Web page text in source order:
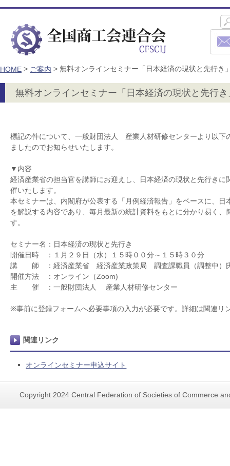
HOME > ご案内 > 無料オンラインセミナー「日本経済の現状と先行き
無料オンラインセミナー「日本経済の現状と先行
標記の件について、一般財団法人 産業人材研修センターより以下
ましたのでお知らせいたします。
▼内容
経済産業省の担当官を講師にお迎えし、日本経済の現状と先行きに
催いたします。
本セミナーは、内閣府が公表する「月例経済報告」をベースに、日
を解説する内容であり、毎月最新の統計資料をもとに分かり易く
す。
セミナー名：日本経済の現状と先行き
開催日時 ：１月２９日（水）１５時００分～１５時３０分
講 師 ：経済産業省 経済産業政策局 調査課職員（調整中）
開催方法 ：オンライン（Zoom)
主 催 ：一般財団法人 産業人材研修センター
※事前に登録フォームへ必要事項の入力が必要です。詳細は関連リ
関連リンク
オンラインセミナー申込サイト
Copyright 2024 Central Federation of Societies of Commerce